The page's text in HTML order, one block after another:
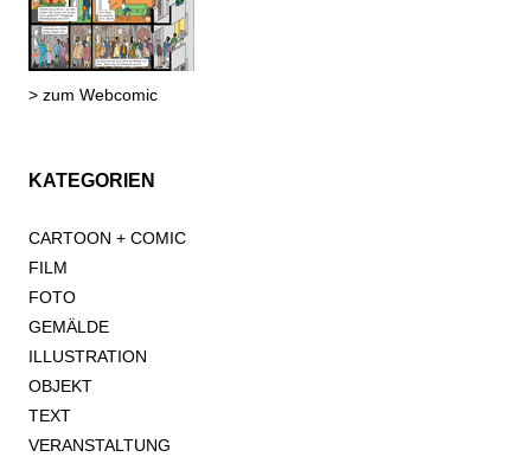
> zum Webcomic
KATEGORIEN
CARTOON + COMIC
FILM
FOTO
GEMÄLDE
ILLUSTRATION
OBJEKT
TEXT
VERANSTALTUNG